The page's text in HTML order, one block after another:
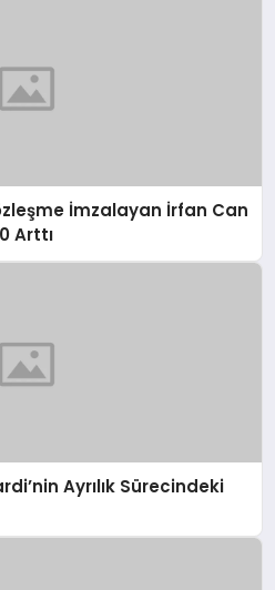
İmzalayan İrfan Can
Arttı
Ayrılık Sürecindeki